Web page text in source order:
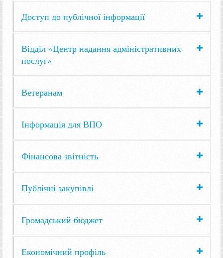
Доступ до публічної інформації
Відділ «Центр надання адміністративних
послуг»
Ветеранам
Інформація для ВПО
Фінансова звітність
Публічні закупівлі
Громадський бюджет
Економічний профіль